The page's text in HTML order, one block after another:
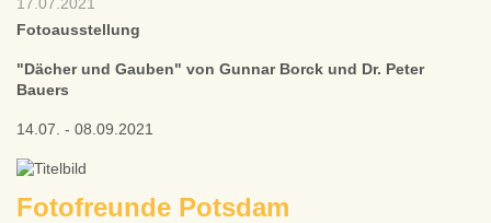
Fotoausstellung
"Dächer und Gauben" von Gunnar Borck und Dr. Peter
Bauers
14.07. - 08.09.2021
Fotofreunde Potsdam